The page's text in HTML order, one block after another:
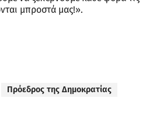
μπροστά μας!».
Πρόεδρος της Δημοκρατίας